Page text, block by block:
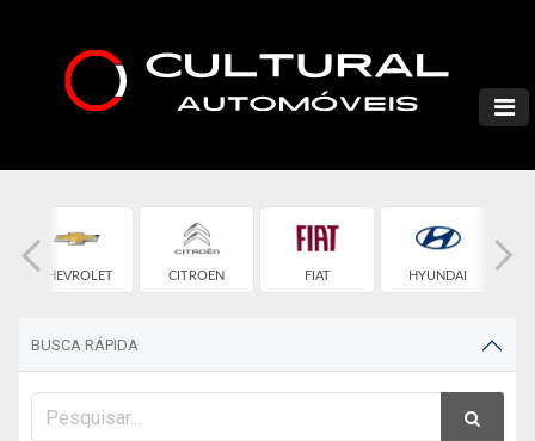
CHEVROLET CITROEN FIAT HYUNDAI
BUSCA RÁPIDA